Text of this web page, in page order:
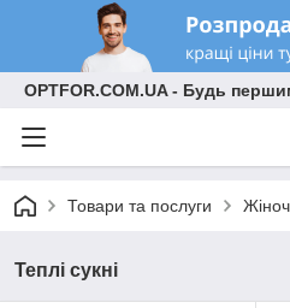
OPTFOR.COM.UA - Будь
Товари та послуги
Теплі сукні